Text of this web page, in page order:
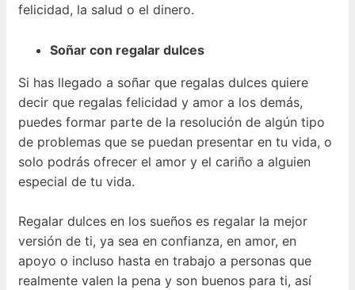
felicidad, la salud o el dinero.
Soñar con regalar dulces
Si has llegado a soñar que regalas dulces quiere
decir que regalas felicidad y amor a los demás,
puedes formar parte de la resolución de algún tipo
de problemas que se puedan presentar en tu vida, o
solo podrás ofrecer el amor y el cariño a alguien
especial de tu vida.
Regalar dulces en los sueños es regalar la mejor
versión de ti, ya sea en confianza, en amor, en
apoyo o incluso hasta en trabajo a personas que
realmente valen la pena y son buenos para ti, así